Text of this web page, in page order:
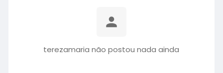
terezamaria não postou nada ainda